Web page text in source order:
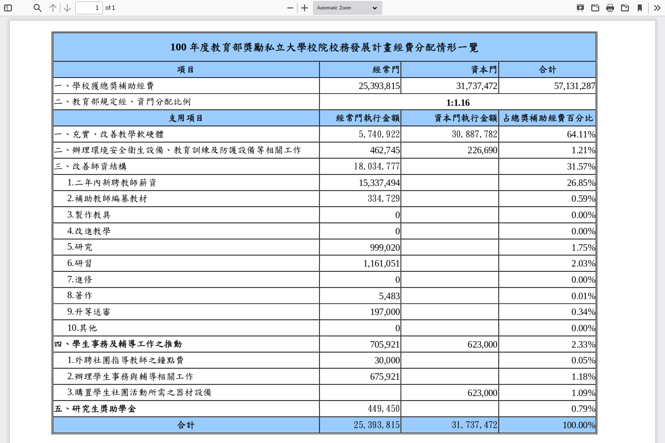
Sidebar
Find Previous
Next
of 1
Presentation
Mode
OpenPrint Download
Current
View
Zoom
Out
Zoom
In
100年度教育部獎勵私立大學校院校務發展計畫經費分配情形一覽
項目 經常門 資本門
合計
一、學校獲總獎補助經費
25,393,815 31,737,472
57,131,287
二、教育部規定經、資門分配比例
1:1.16
支用項目
經常門執行金額資本門執行金額 占總獎補助經費百
一、充實、改善教學軟硬體
5,740,922 30,887,782
64.11%
二、辦理環境安全衛生設備、教育訓練及防護設備等相關工作
462,745 226,690
1.21%
三、改善師資結構
18,034,777
31.57%
1.二年內新聘教師薪資 15,337,494
26.85%
2.補助教師編纂教材 334,729
0.59%
3.製作教具 0
0.00%
4.改進教學 0
0.00%
5.研究 999,020
1.75%
6.研習 1,161,051
2.03%
7.進修 0
0.00%
8.著作 5,483
0.01%
9.升等送審 197,000
0.34%
10.其他 0
0.00%
四、學生事務及輔導工作之推動
705,921 623,000
2.33%
1.外聘社團指導教師之鐘點費 30,000
0.05%
2.辦理學生事務與輔導相關工作 675,921
1.18%
3.購置學生社團活動所需之器材設備 623,000
1.09%
五、研究生獎助學金
449,450
0.79%
合計
25,393,815 31,737,472 100.00%